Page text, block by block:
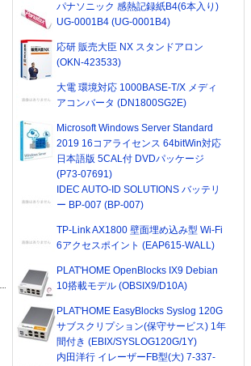
パナソニック 感熱記録紙B4(6本入り)
UG-0001B4 (UG-0001B4)
応研 販売大臣 NX スタンドアロン
(OKN-423533)
大電 環境対応 1000BASE-T/X メディ
アコンバータ (DN1800SG2E)
Microsoft Windows Server Standard
2019 16コアライセンス 64bitWin対応
日本語版 5CAL付 DVDパッケージ
(P73-07691)
IDEC AUTO-ID SOLUTIONS バッテリ
ー BP-007 (BP-007)
TP-Link AX1800 壁面埋め込み型 Wi-Fi
6アクセスポイント (EAP615-WALL)
PLAT'HOME OpenBlocks IX9 Debian
10搭載モデル (OBSIX9/D10A)
PLAT'HOME EasyBlocks Syslog 120G
サブスクリプション(保守サービス) 1年
間付き (EBIX/SYSLOG120G/1Y)
内田洋行 イレーザーFB型(大) 7-337-